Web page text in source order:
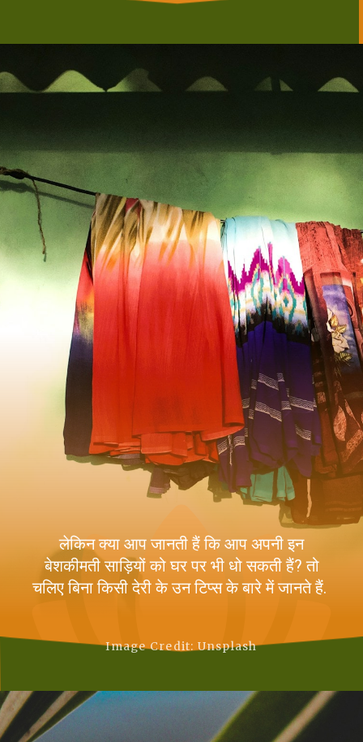
लेकिन क्या आप जानती हैं कि आप अपनी इन
बेशकीमती साड़ियों को घर पर भी धो सकती हैं? तो
चलिए बिना किसी देरी के उन टिप्स के बारे में जानते हैं.
Image Credit: Unsplash